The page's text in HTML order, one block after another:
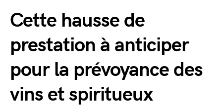
Cette hausse de
prestation à anticiper
pour la prévoyance des
vins et spiritueux